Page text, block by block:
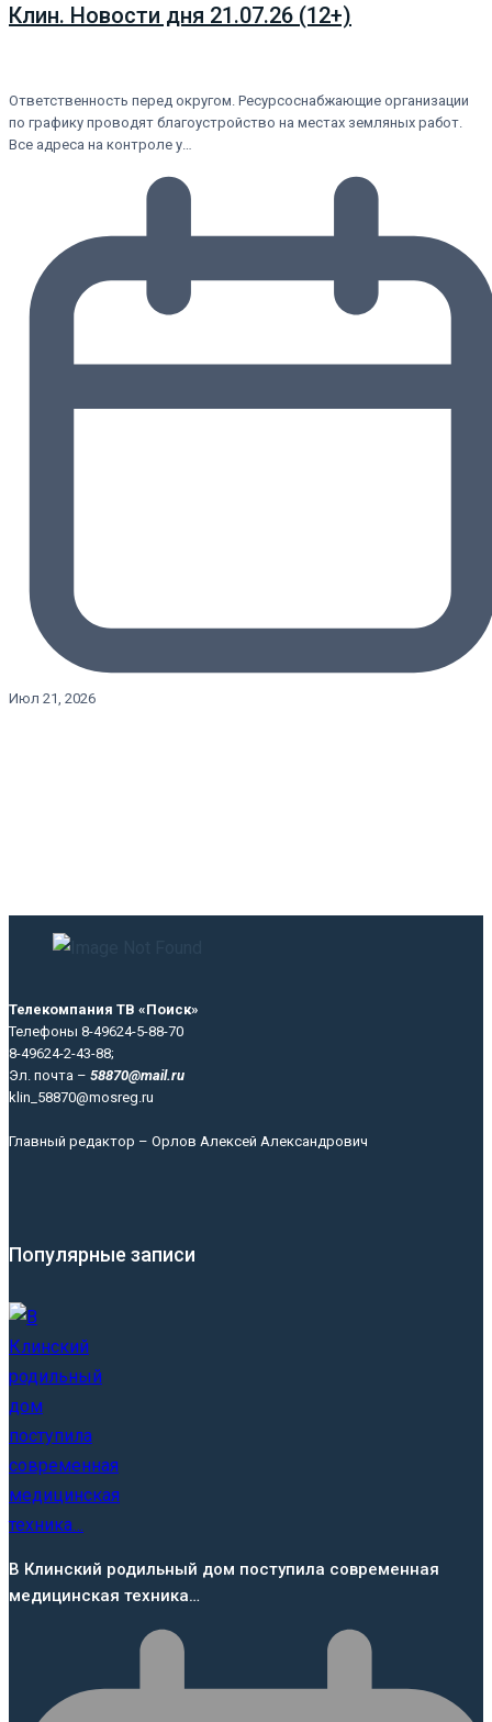
Клин. Новости дня 21.07.26 (12+)
Ответственность перед округом. Ресурсоснабжающие организации
по графику проводят благоустройство на местах земляных работ.
Все адреса на контроле у…
Июл 21, 2026
Телекомпания ТВ «Поиск»
Телефоны 8-49624-5-88-70
8-49624-2-43-88;
Эл. почта – 58870@mail.ru
klin_58870@mosreg.ru
Главный редактор – Орлов Алексей Александрович
Популярные записи
В Клинский родильный дом поступила современная
медицинская техника…